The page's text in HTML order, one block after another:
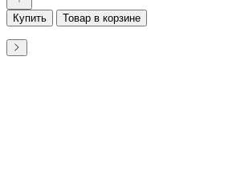
Купить Товар в корзине